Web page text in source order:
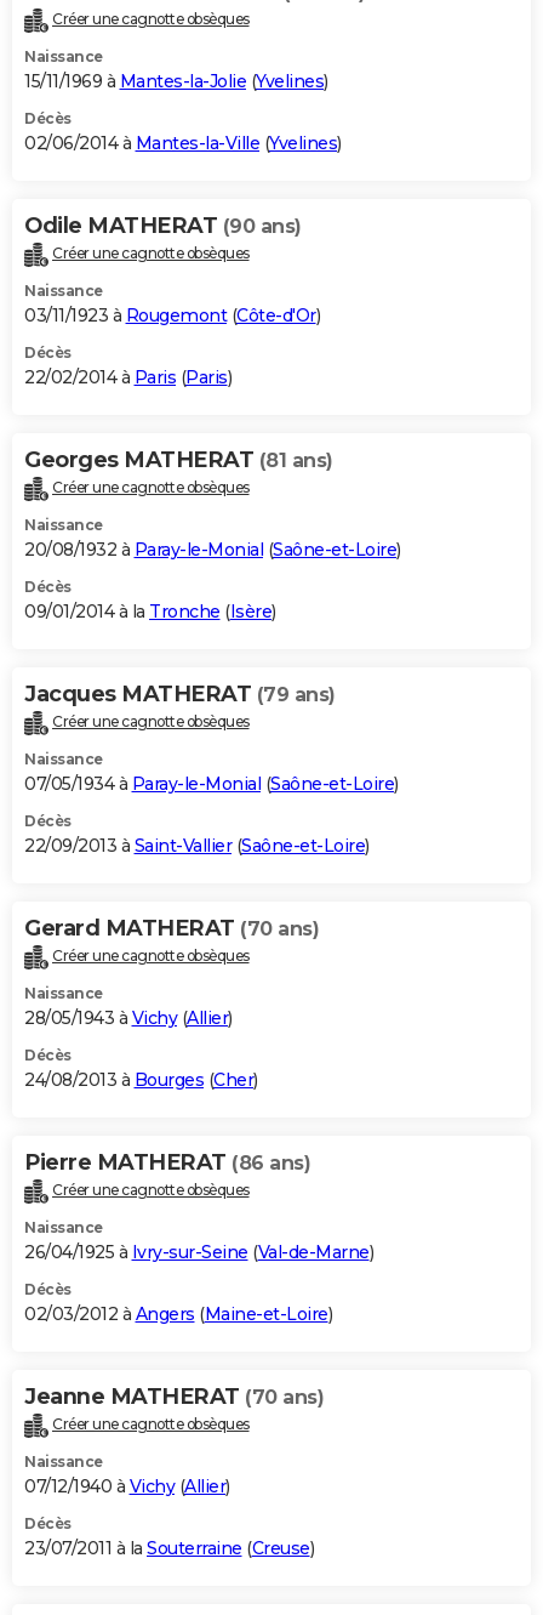
Créer une cagnotte obsèques
Naissance
15/11/1969 à Mantes-la-Jolie (Yvelines)
Décès
02/06/2014 à Mantes-la-Ville (Yvelines)
Odile MATHERAT (90 ans)
Créer une cagnotte obsèques
Naissance
03/11/1923 à Rougemont(Côte-d'Or)
Décès
22/02/2014 à Paris (Paris)
Georges MATHERAT (81 ans)
Créer une cagnotte obsèques
Naissance
20/08/1932 à Paray-le-Monial (Saône-et-Loire)
Décès
09/01/2014 à la Tronche (Isère)
Jacques MATHERAT (79 ans)
Créer une cagnotte obsèques
Naissance
07/05/1934 à Paray-le-Monial (Saône-et-Loire)
Décès
22/09/2013 à Saint-Vallier(Saône-et-Loire)
Gerard MATHERAT (70 ans)
Créer une cagnotte obsèques
Naissance
28/05/1943 à Vichy(Allier)
Décès
24/08/2013 à Bourges (Cher)
Pierre MATHERAT (86 ans)
Créer une cagnotte obsèques
Naissance
26/04/1925 à Ivry-sur-Seine (Val-de-Marne)
Décès
02/03/2012 à Angers (Maine-et-Loire)
Jeanne MATHERAT (70 ans)
Créer une cagnotte obsèques
Naissance
07/12/1940 à Vichy(Allier)
Décès
23/07/2011 à la Souterraine (Creuse)